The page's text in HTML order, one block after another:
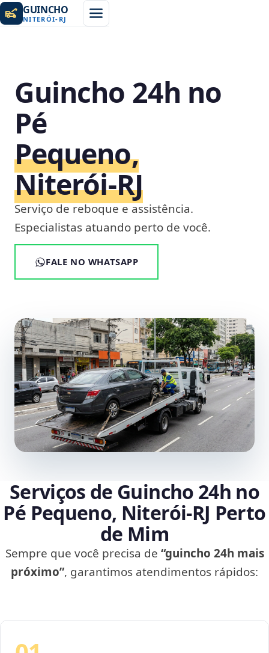
GUINCHO
NITERÓI- RJ
Guincho 24h no
Pé
Pequeno,
Niterói‑RJ
Serviço de reboque e assistência.
Especialistas atuando perto de você.
FALE NO WHATSAPP
Serviços de Guincho 24h no
Pé Pequeno, Niterói‑RJ Perto
de Mim
Sempre que você precisa de “guincho 24h mais
próximo”, garantimos atendimentos rápidos: